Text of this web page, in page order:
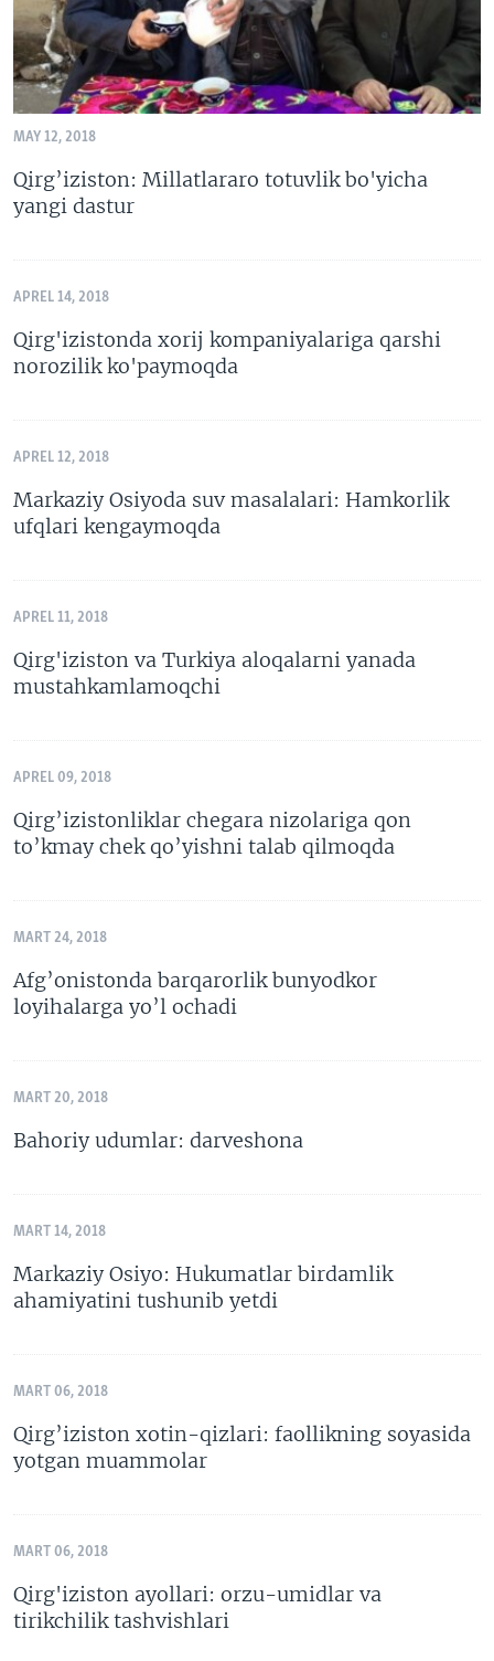
MAY 12, 2018
Qirg’iziston: Millatlararo totuvlik bo'yicha
yangi dastur
APREL 14, 2018
Qirg'izistonda xorij kompaniyalariga qarshi
norozilik ko'paymoqda
APREL 12, 2018
Markaziy Osiyoda suv masalalari: Hamkorlik
ufqlari kengaymoqda
APREL 11, 2018
Qirg'iziston va Turkiya aloqalarni yanada
mustahkamlamoqchi
APREL 09, 2018
Qirg’izistonliklar chegara nizolariga qon
to’kmay chek qo’yishni talab qilmoqda
MART 24, 2018
Afg’onistonda barqarorlik bunyodkor
loyihalarga yo’l ochadi
MART 20, 2018
Bahoriy udumlar: darveshona
MART 14, 2018
Markaziy Osiyo: Hukumatlar birdamlik
ahamiyatini tushunib yetdi
MART 06, 2018
Qirg’iziston xotin-qizlari: faollikning soyasida
yotgan muammolar
MART 06, 2018
Qirg'iziston ayollari: orzu-umidlar va
tirikchilik tashvishlari